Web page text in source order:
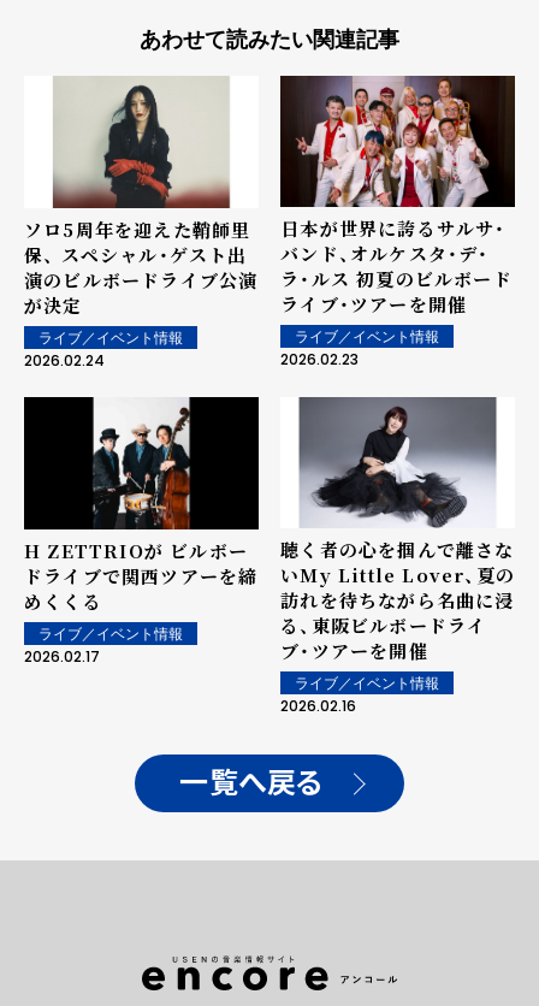
あわせて読みたい関連記事
ソロ5周年を迎えた鞘師里
保、 スペシャル・ゲスト出
演のビルボードライブ公演
が決定
ライブ／イベント情報
2026.02.24
日本が世界に誇るサルサ・
バンド、オルケスタ・デ・
ラ・ルス 初夏のビルボード
ライブ・ツアーを開催
ライブ／イベント情報
2026.02.23
H ZETTRIOが ビルボー
ドライブで関西ツアーを締
めくくる
ライブ／イベント情報
2026.02.17
聴く者の心を掴んで離さな
いMy Little Lover、夏の
訪れを待ちながら名曲に浸
る、東阪ビルボードライ
ブ・ツアーを開催
ライブ／イベント情報
2026.02.16
一覧へ戻る